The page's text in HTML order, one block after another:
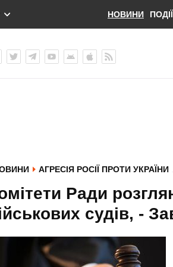
НОВИНИ ПОДІЇ
АГРЕСІЯ РОСІЇ ПРОТИ УКРАЇНИ
Ради
судів, -